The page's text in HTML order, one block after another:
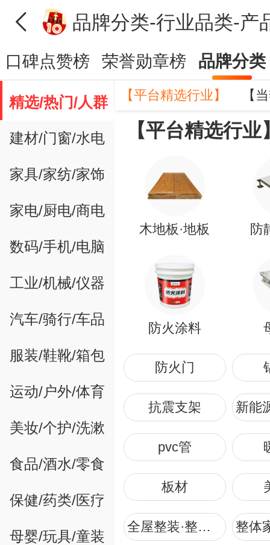
口碑点赞榜 荣誉勋章榜 品牌分类
精选/热门/人群
建材/门窗/水电
家具/家纺/家饰
家电/厨电/商电
数码/手机/电脑
工业/机械/仪器
汽车/骑行/车品
服装/鞋靴/箱包
运动/户外/体育
美妆/个护/洗漱
食品/酒水/零食
保健/药类/医疗
母婴/玩具/童装
【平台精选行业
木地板·地板 防
防火涂料
防火门
抗震支架
pvc管
板材
全屋整装·整体家装
【平台精选行业】 【